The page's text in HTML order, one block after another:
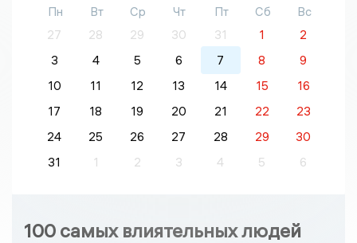
Пн Вт Ср Чт Пт Сб
Вс
27
28 29 30 31 1
2
3
4 5 6 7 8
9
10
11 12 13 14 15
16
17
18 19 20 21 22
23
24
25 26 27 28 29
30
31
1 2 3 4 5 6
100 самых влиятельных людей